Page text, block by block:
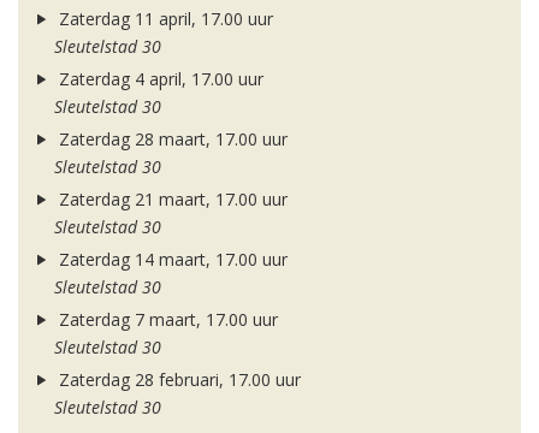
Zaterdag 11 april, 17.00 uur
Sleutelstad 30
Zaterdag 4 april, 17.00 uur
Sleutelstad 30
Zaterdag 28 maart, 17.00 uur
Sleutelstad 30
Zaterdag 21 maart, 17.00 uur
Sleutelstad 30
Zaterdag 14 maart, 17.00 uur
Sleutelstad 30
Zaterdag 7 maart, 17.00 uur
Sleutelstad 30
Zaterdag 28 februari, 17.00 uur
Sleutelstad 30